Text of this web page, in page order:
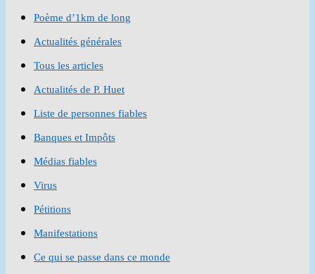
Poème d’1km de long
Actualités générales
Tous les articles
Actualités de P. Huet
Liste de personnes fiables
Banques et Impôts
Médias fiables
Virus
Pétitions
Manifestations
Ce qui se passe dans ce monde